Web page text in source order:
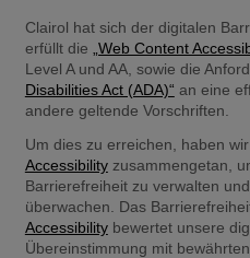
Clairol hat sich der digitalen
erfüllt die
„Web Content
Level A und AA, sowie die
Disabilities Act (ADA)“ an eine
andere geltende Vorschriften.
Um dies zu erreichen, haben
Accessibility zusammengetan,
Barrierefreiheit zu verwalten
überwachen. Das
Accessibility bewertet unsere
Übereinstimmung mit